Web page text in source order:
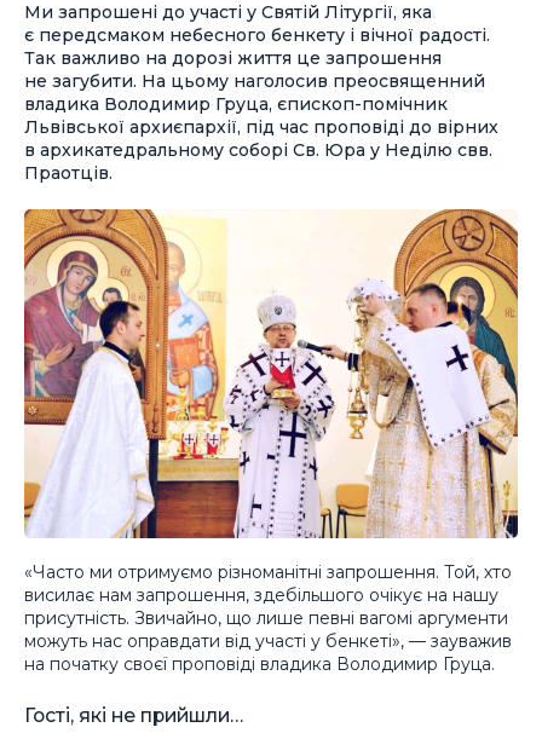
Ми запрошені до участі у Святій Літургії, яка
є передсмаком небесного бенкету і вічної радості.
Так важливо на дорозі життя це запрошення
не загубити. На цьому наголосив преосвященний
владика Володимир Груца, єпископ-помічник
Львівської архиєпархії, під час проповіді до вірних
в архикатедральному соборі Св. Юра у Неділю свв.
Праотців.
«Часто ми отримуємо різноманітні запрошення. Той, хто
висилає нам запрошення, здебільшого очікує на нашу
присутність. Звичайно, що лише певні вагомі аргументи
можуть нас оправдати від участі у бенкеті», — зауважив
на початку своєї проповіді владика Володимир Груца.
Гості, які не прийшли…